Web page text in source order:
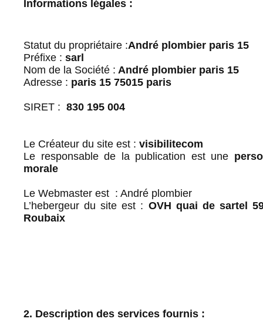
Informations légales :
Statut du propriétaire :André plombier paris 15
Préfixe : sarl
Nom de la Société : André plombier paris 15
Adresse : paris 15 75015 paris
SIRET : 830 195 004
Le Créateur du site est : visibilitecom
Le responsable de la publication est une
morale
Le Webmaster est : André plombier
L’hebergeur du site est : OVH quai de sartel
Roubaix
2. Description des services fournis :